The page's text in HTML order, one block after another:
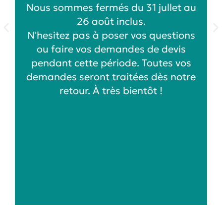
Nous sommes fermés du 31 jullet au
26 août inclus.
N'hesitez pas à poser vos questions
ou faire vos demandes de devis
pendant cette période. Toutes vos
demandes seront traitées dès notre
retour. À très bientôt !